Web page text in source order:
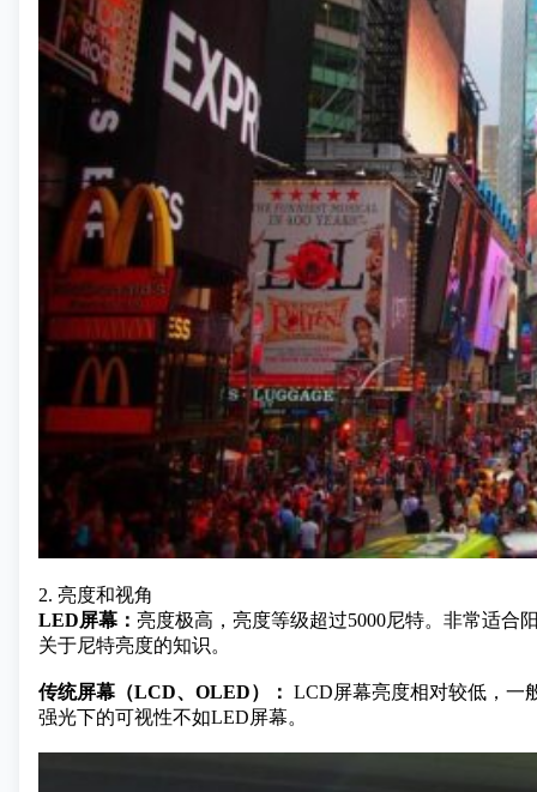
2. 亮度和视角
LED屏幕： 亮度极高，亮度等级超过5000尼特。非常适合
关于尼特亮度的知识。
传统屏幕（LCD、OLED）： LCD屏幕亮度相对较低，一
强光下的可视性不如LED屏幕。